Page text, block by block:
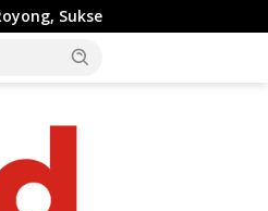
Jembatan TMMD Ke-129 di